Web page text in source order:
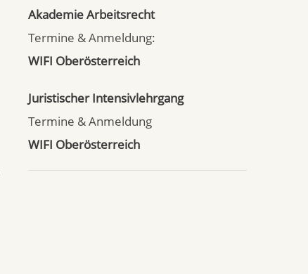
Akademie Arbeitsrecht
Termine & Anmeldung:
WIFI Oberösterreich
Juristischer Intensivlehrgang
Termine & Anmeldung
WIFI Oberösterreich